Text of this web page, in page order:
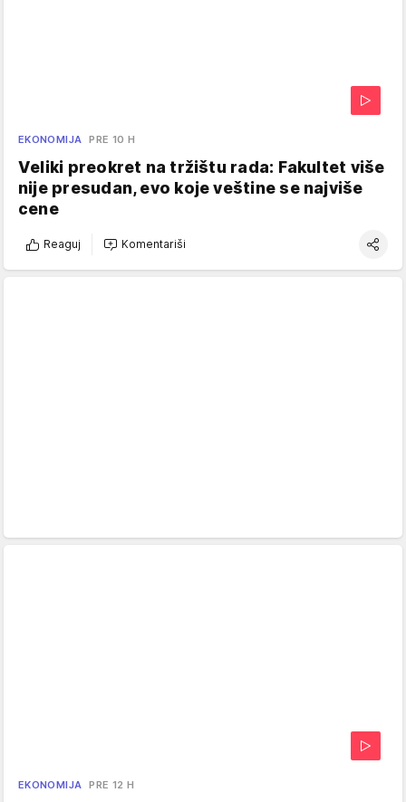
EKONOMIJA PRE 10 H
Veliki preokret na tržištu rada: Fakultet više
nije presudan, evo koje veštine se najviše
cene
Reaguj Komentariši
EKONOMIJA PRE 12 H